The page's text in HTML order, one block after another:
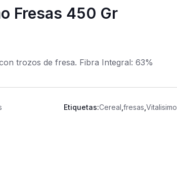
Fresas 450 Gr
trozos de fresa. Fibra Integral: 63%
Etiquetas:Cereal ,fresas ,Vitalisimo